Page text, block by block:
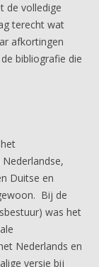
de volledige
terecht wat
afkortingen
bibliografie die
Duitse en
Bij de
was het
Nederlands en
versie bij